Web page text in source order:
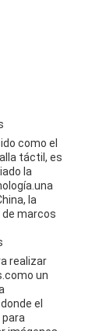
como el
táctil, es
la
la
de marcos
realizar
un
el